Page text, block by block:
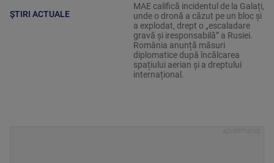
ȘTIRI ACTUALE
MAE califică incidentul de la Galați,
unde o dronă a căzut pe un bloc și
a explodat, drept o „escaladare
gravă și iresponsabilă” a Rusiei.
România anunță măsuri
diplomatice după încălcarea
spațiului aerian și a dreptului
internațional.